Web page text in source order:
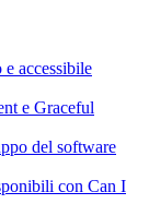
accessibile
e Graceful
del software
con Can I